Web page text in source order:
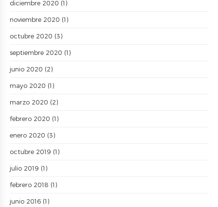
diciembre 2020 (1)
noviembre 2020 (1)
octubre 2020 (3)
septiembre 2020 (1)
junio 2020 (2)
mayo 2020 (1)
marzo 2020 (2)
febrero 2020 (1)
enero 2020 (3)
octubre 2019 (1)
julio 2019 (1)
febrero 2018 (1)
junio 2016 (1)